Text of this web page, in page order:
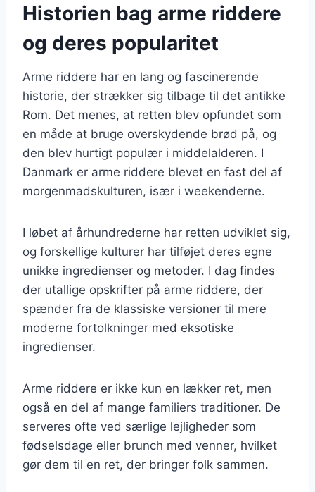
Historien bag arme riddere
og deres popularitet
Arme riddere har en lang og fascinerende
historie, der strækker sig tilbage til det antikke
Rom. Det menes, at retten blev opfundet som
en måde at bruge overskydende brød på, og
den blev hurtigt populær i middelalderen. I
Danmark er arme riddere blevet en fast del af
morgenmadskulturen, især i weekenderne.
I løbet af århundrederne har retten udviklet sig,
og forskellige kulturer har tilføjet deres egne
unikke ingredienser og metoder. I dag findes
der utallige opskrifter på arme riddere, der
spænder fra de klassiske versioner til mere
moderne fortolkninger med eksotiske
ingredienser.
Arme riddere er ikke kun en lækker ret, men
også en del af mange familiers traditioner. De
serveres ofte ved særlige lejligheder som
fødselsdage eller brunch med venner, hvilket
gør dem til en ret, der bringer folk sammen.